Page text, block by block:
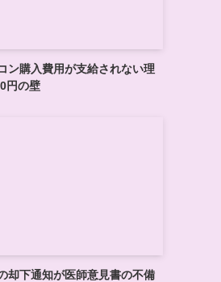
ン購入費用が支給されない理
円の壁
却下通知が医師意見書の不備